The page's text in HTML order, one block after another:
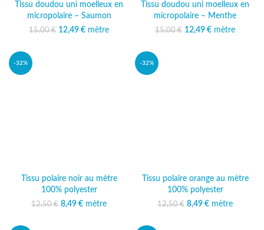
Tissu doudou uni moelleux en
micropolaire – Saumon
15,00€ Le prix initial était :
12,49 €
Le prix
mètre
Tissu doudou uni moelleux en
micropolaire – Menthe
15,00€ Le prix initial était :
12,49 €
Le prix
mètre
-32%
Tissu polaire noir au mètre
100% polyester
12,50€ Le prix initial était :
8,49 €
Le prix
mètre
-32%
Tissu polaire orange au mètre
100% polyester
12,50€ Le prix initial était :
8,49 €
Le prix
mètre